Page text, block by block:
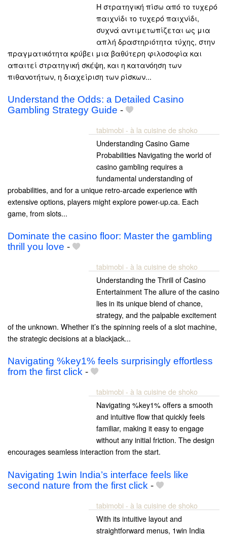
Η στρατηγική πίσω από το τυχερό
παιχνίδι το τυχερό παιχνίδι,
συχνά αντιμετωπίζεται ως μια
απλή δραστηριότητα τύχης, στην
πραγματικότητα κρύβει μια βαθύτερη φιλοσοφία και
απαιτεί στρατηγική σκέψη, και η κατανόηση των
πιθανοτήτων, η διαχείριση των ρίσκων...
Understand the Odds: a Detailed Casino
Gambling Strategy Guide -
tabimobi - à la cuisine de shoko
Understanding Casino Game
Probabilities Navigating the world of
casino gambling requires a
fundamental understanding of
probabilities, and for a unique retro-arcade experience with
extensive options, players might explore power-up.ca. Each
game, from slots...
Dominate the casino floor: Master the gambling
thrill you love -
tabimobi - à la cuisine de shoko
Understanding the Thrill of Casino
Entertainment The allure of the casino
lies in its unique blend of chance,
strategy, and the palpable excitement
of the unknown. Whether it’s the spinning reels of a slot machine,
the strategic decisions at a blackjack...
Navigating %key1% feels surprisingly effortless
from the first click -
tabimobi - à la cuisine de shoko
Navigating %key1% offers a smooth
and intuitive flow that quickly feels
familiar, making it easy to engage
without any initial friction. The design
encourages seamless interaction from the start.
Navigating 1win India’s interface feels like
second nature from the first click -
tabimobi - à la cuisine de shoko
With its intuitive layout and
straightforward menus, 1win India